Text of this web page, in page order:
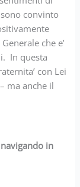
convinto
che e’
In questa
con Lei
ma anche il
in